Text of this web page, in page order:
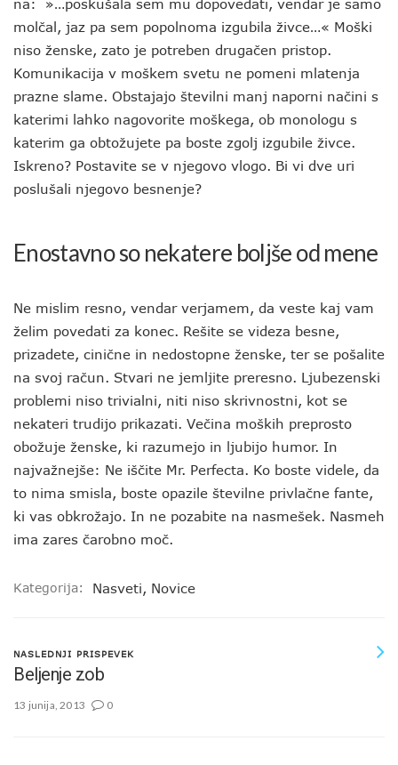
na: »…poskušala sem mu dopovedati, vendar je samo
molčal, jaz pa sem popolnoma izgubila živce…« Moški
niso ženske, zato je potreben drugačen pristop.
Komunikacija v moškem svetu ne pomeni mlatenja
prazne slame. Obstajajo številni manj naporni načini s
katerimi lahko nagovorite moškega, ob monologu s
katerim ga obtožujete pa boste zgolj izgubile živce.
Iskreno? Postavite se v njegovo vlogo. Bi vi dve uri
poslušali njegovo besnenje?
Enostavno so nekatere boljše od mene
Ne mislim resno, vendar verjamem, da veste kaj vam
želim povedati za konec. Rešite se videza besne,
prizadete, cinične in nedostopne ženske, ter se pošalite
na svoj račun. Stvari ne jemljite preresno. Ljubezenski
problemi niso trivialni, niti niso skrivnostni, kot se
nekateri trudijo prikazati. Večina moških preprosto
obožuje ženske, ki razumejo in ljubijo humor. In
najvažnejše: Ne iščite Mr. Perfecta. Ko boste videle, da
to nima smisla, boste opazile številne privlačne fante,
ki vas obkrožajo. In ne pozabite na nasmešek. Nasmeh
ima zares čarobno moč.
Kategorija: Nasveti, Novice
NASLEDNJI PRISPEVEK
Beljenje zob
13 junija, 2013 0